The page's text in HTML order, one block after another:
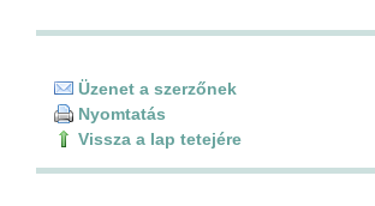
Üzenet a szerzőnek
Nyomtatás
Vissza a lap tetejére